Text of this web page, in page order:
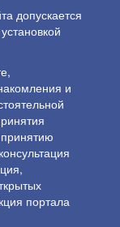
допускается
и
портала